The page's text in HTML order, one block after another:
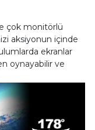
çok monitörlü
aksiyonun içinde
ekranlar
oynayabilir ve